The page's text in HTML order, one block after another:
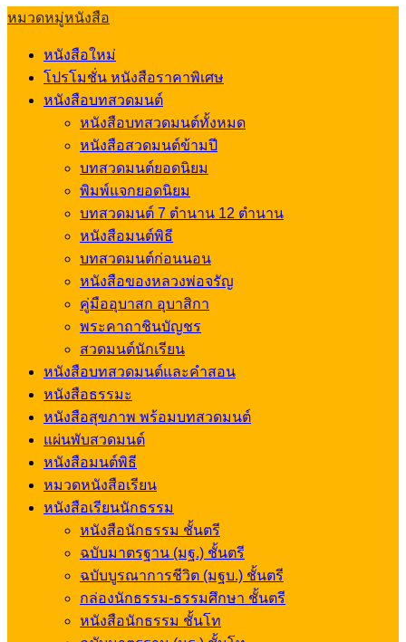
หมวดหมู่หนังสือ
หนังสือใหม่
โปรโมชั่น หนังสือราคาพิเศษ
หนังสือบทสวดมนต์
หนังสือบทสวดมนต์ทั้งหมด
หนังสือสวดมนต์ข้ามปี
บทสวดมนต์ยอดนิยม
พิมพ์แจกยอดนิยม
บทสวดมนต์ 7 ตำนาน 12 ตำนาน
หนังสือมนต์พิธี
บทสวดมนต์ก่อนนอน
หนังสือของหลวงพ่อจรัญ
คู่มืออุบาสก อุบาสิกา
พระคาถาชินบัญชร
สวดมนต์นักเรียน
หนังสือบทสวดมนต์และคำสอน
หนังสือธรรมะ
หนังสือสุขภาพ พร้อมบทสวดมนต์
แผ่นพับสวดมนต์
หนังสือมนต์พิธี
หมวดหนังสือเรียน
หนังสือเรียนนักธรรม
หนังสือนักธรรม ชั้นตรี
ฉบับมาตรฐาน (มฐ.) ชั้นตรี
ฉบับบูรณาการชีวิต (มฐบ.) ชั้นตรี
กล่องนักธรรม-ธรรมศึกษา ชั้นตรี
หนังสือนักธรรม ชั้นโท